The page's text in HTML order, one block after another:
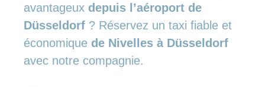
avantageux depuis l’aéroport de
Düsseldorf ? Réservez un taxi fiable et
économique de Nivelles à Düsseldorf
avec notre compagnie.